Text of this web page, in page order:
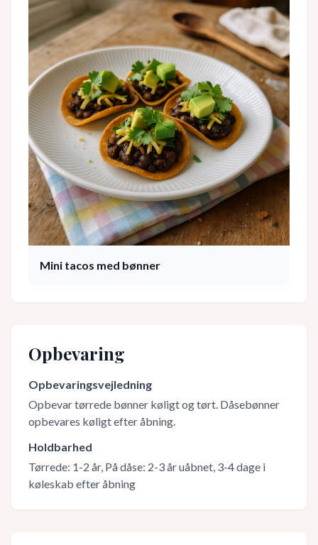
Mini tacos med bønner
Opbevaring
Opbevaringsvejledning
Opbevar tørrede bønner køligt og tørt. Dåsebønner
opbevares køligt efter åbning.
Holdbarhed
Tørrede: 1-2 år, På dåse: 2-3 år uåbnet, 3-4 dage i
køleskab efter åbning